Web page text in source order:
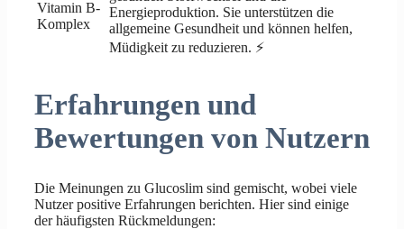
Vitamin B-
Komplex
Energieproduktion. Sie unterstützen die
allgemeine Gesundheit und können helfen,
Müdigkeit zu reduzieren. ⚡
Erfahrungen und
Bewertungen von Nutzern
Die Meinungen zu Glucoslim sind gemischt, wobei viele
Nutzer positive Erfahrungen berichten. Hier sind einige
der häufigsten Rückmeldungen: